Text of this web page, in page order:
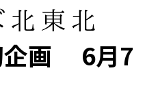
企画 6月7